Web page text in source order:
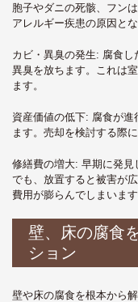
胞子やダニの死骸、フン
アレルギー疾患の原因と
カビ・異臭の発生: 腐食し
異臭を放ちます。これは
ます。
資産価値の低下: 腐食が進
ます。売却を検討する際
修繕費の増大: 早期に発見
でも、放置すると被害が
費用が膨らんでしまいます
壁、床の腐食
ション
壁や床の腐食を根本から